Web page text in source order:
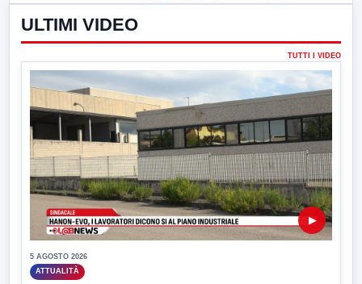
ULTIMI VIDEO
TUTTI I VIDEO
▶
5 AGOSTO 2026
ATTUALITÀ